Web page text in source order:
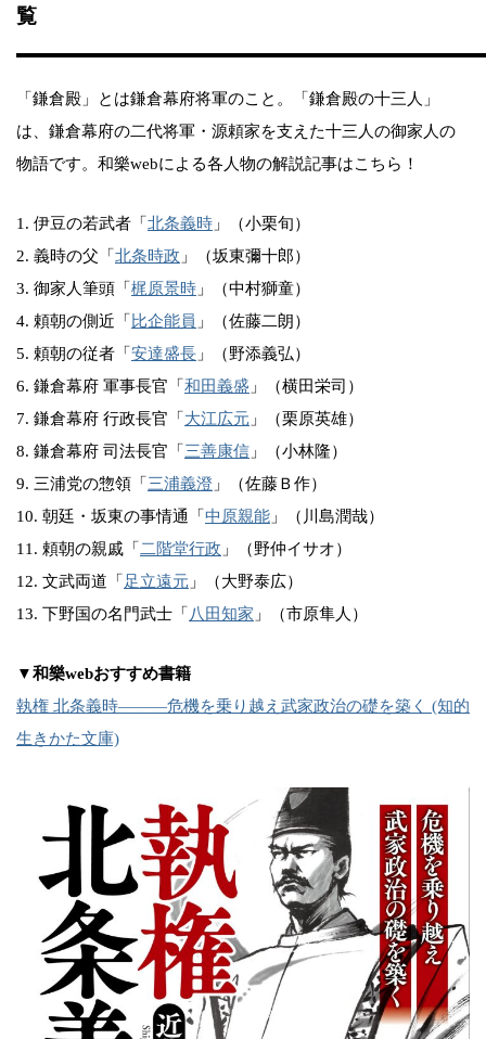
覧
「鎌倉殿」とは鎌倉幕府将軍のこと。「鎌倉殿の十三人」
は、鎌倉幕府の二代将軍・源頼家を支えた十三人の御家人の
物語です。和樂webによる各人物の解説記事はこちら！
1. 伊豆の若武者「北条義時 」（小栗旬）
2. 義時の父「北条時政 」（坂東彌十郎）
3. 御家人筆頭「梶原景時 」（中村獅童）
4. 頼朝の側近「比企能員 」（佐藤二朗）
5. 頼朝の従者「安達盛長 」（野添義弘）
6. 鎌倉幕府 軍事長官「和田義盛 」（横田栄司）
7. 鎌倉幕府 行政長官「大江広元 」（栗原英雄）
8. 鎌倉幕府 司法長官「三善康信 」（小林隆）
9. 三浦党の惣領「三浦義澄 」（佐藤Ｂ作）
10. 朝廷・坂東の事情通「中原親能 」（川島潤哉）
11. 頼朝の親戚「二階堂行政 」（野仲イサオ）
12. 文武両道「足立遠元 」（大野泰広）
13. 下野国の名門武士「八田知家 」（市原隼人）
▼和樂webおすすめ書籍
執権 北条義時―――危機を乗り越え武家政治の礎を築く (知的
生きかた文庫)